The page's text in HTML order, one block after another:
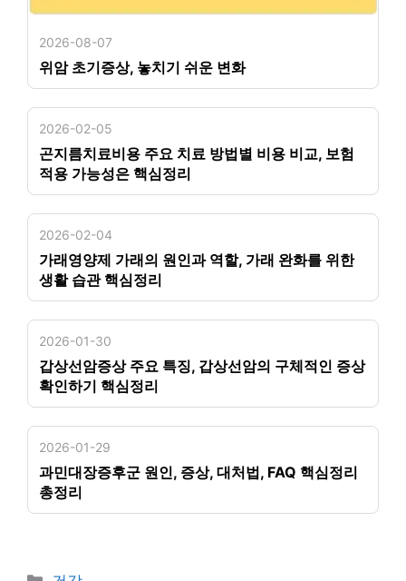
2026-08-07
위암 초기증상, 놓치기 쉬운 변화
2026-02-05
곤지름치료비용 주요 치료 방법별 비용 비교, 보험
적용 가능성은 핵심정리
2026-02-04
가래영양제 가래의 원인과 역할, 가래 완화를 위한
생활 습관 핵심정리
2026-01-30
갑상선암증상 주요 특징, 갑상선암의 구체적인 증상
확인하기 핵심정리
2026-01-29
과민대장증후군 원인, 증상, 대처법, FAQ 핵심정리
총정리
카